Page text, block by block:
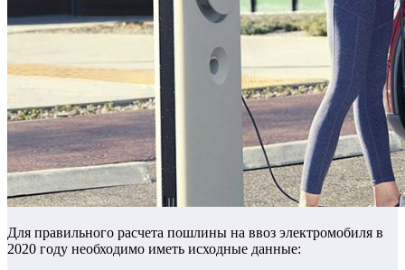
Для правильного расчета пошлины на ввоз электромобиля в
2020 году необходимо иметь исходные данные: